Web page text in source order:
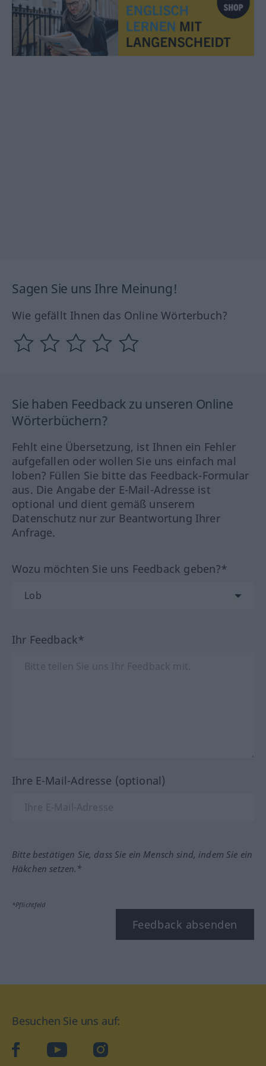
Sagen Sie uns Ihre Meinung!
Wie gefällt Ihnen das Online Wörterbuch?
Sie haben Feedback zu unseren Online
Wörterbüchern?
Fehlt eine Übersetzung, ist Ihnen ein Fehler
aufgefallen oder wollen Sie uns einfach mal
loben? Füllen Sie bitte das Feedback-Formular
aus. Die Angabe der E-Mail-Adresse ist
optional und dient gemäß unserem
Datenschutz nur zur Beantwortung Ihrer
Anfrage.
Wozu möchten Sie uns Feedback geben?*
Ihr Feedback*
Ihre E-Mail-Adresse (optional)
Bitte bestätigen Sie, dass Sie ein Mensch sind, indem Sie ein
Häkchen setzen.*
*Pflichtfeld
Feedback absenden
Besuchen Sie uns auf:
facebookYouTube Instagram